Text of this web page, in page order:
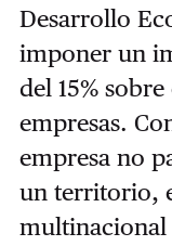
Desarrollo
imponer un
del 15%
empresas.
empresa no
un territorio,
multinacional